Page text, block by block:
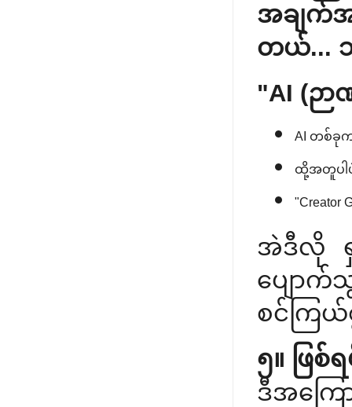
အချက်
တယ်...
"AI (ဉ
AI တစ်ခုက
ထို့အတူပါပဲ
"Creator
အဲဒီလို
ပျော
စင်ကြ
၅။ ဖြစ်
ဒီအကြေ